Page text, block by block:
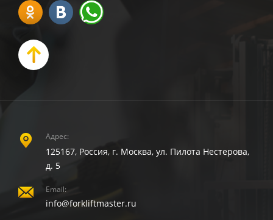
Адрес:
125167, Россия, г. Москва, ул. Пилота Нестерова,
д. 5
Email:
info@forkliftmaster.ru